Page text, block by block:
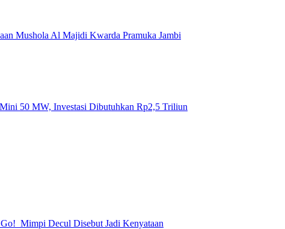
Mushola Al Majidi Kwarda Pramuka Jambi
50 MW, Investasi Dibutuhkan Rp2,5 Triliun
Mimpi Decul Disebut Jadi Kenyataan